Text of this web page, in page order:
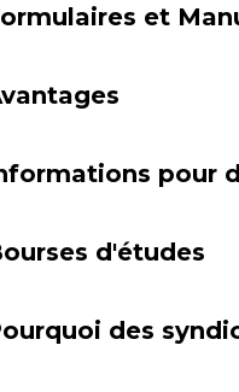
et
pour
d'études
des